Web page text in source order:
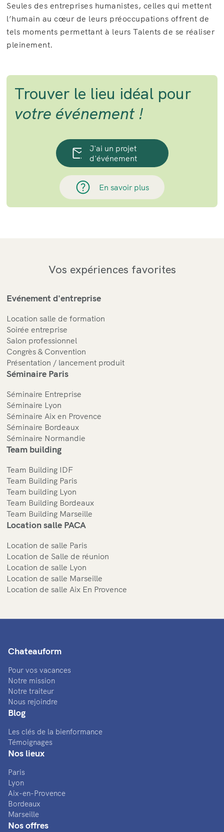
Seules des entreprises humanistes, celles qui mettent
l’humain au cœur de leurs préoccupations offrent de
tels moments permettant à leurs Talents de se réaliser
pleinement.
Trouver le lieu idéal pour
votre événement !
J'ai un projet
d'événement
En savoir plus
Vos expériences favorites
Evénement d'entreprise
Location salle de formation
Soirée entreprise
Salon professionnel
Congrès & Convention
Présentation / lancement produit
Séminaire Paris
Séminaire Entreprise
Séminaire Lyon
Séminaire Aix en Provence
Séminaire Bordeaux
Séminaire Normandie
Team building
Team Building IDF
Team Building Paris
Team building Lyon
Team Building Bordeaux
Team Building Marseille
Location salle PACA
Location de salle Paris
Location de Salle de réunion
Location de salle Lyon
Location de salle Marseille
Location de salle Aix En Provence
Chateauform
Pour vos vacances
Notre mission
Notre traiteur
Nous rejoindre
Blog
Les clés de la bienformance
Témoignages
Nos lieux
Paris
Lyon
Aix-en-Provence
Bordeaux
Marseille
Nos offres